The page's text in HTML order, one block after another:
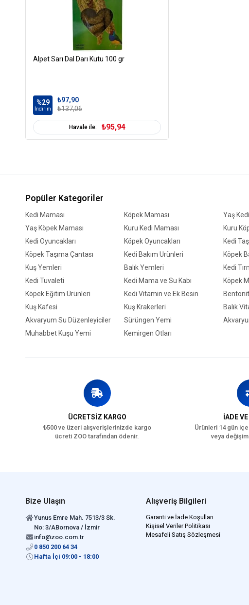
Alpet Sarı Dal Darı Kutu 100 gr
%29
İndirim
₺97,90
₺137,06
Havale ile: ₺95,94
Popüler Kategoriler
Kedi Maması Köpek Maması
Yaş
Yaş Köpek Maması
Kuru Kedi Maması
Kuru
Kedi Oyuncakları
Köpek Oyuncakları
Kedi
Köpek Taşıma Çantası
Kedi Bakım Ürünleri
Köpek
Kuş Yemleri
Balık Yemleri
Kedi
Kedi Tuvaleti
Kedi Mama ve Su Kabı
Köpek
Köpek Eğitim Ürünleri
Kedi Vitamin ve Ek Besin
Kuş Kafesi
Kuş Krakerleri
Balık
Akvaryum Su Düzenleyiciler
Sürüngen Yemi
Muhabbet Kuşu Yemi
Kemirgen Otları
ÜCRETSİZ KARGO
₺500 ve üzeri alışverişlerinizde kargo
ücreti ZOO tarafından ödenir.
İADE
Ürünleri 14 gün
veya
Bize Ulaşın
Yunus Emre Mah. 7513/3 Sk.
No: 3/ABornova / İzmir
info@zoo.com.tr
0 850 200 64 34
Hafta İçi 09:00 - 18:00
Alışveriş Bilgileri
Garanti ve İade Koşulları
Kişisel Veriler Politikası
Mesafeli Satış Sözleşmesi